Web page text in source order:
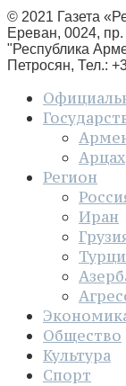
© 2021 Газета
Ереван, 0024,
"Республика
Петросян, Тел.:
Арцах
Регион
Иран
Общество
Культура
Спорт